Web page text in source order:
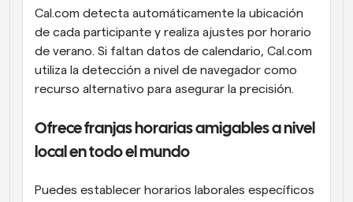
Cal.com detecta automáticamente la ubicación
de cada participante y realiza ajustes por horario
de verano. Si faltan datos de calendario, Cal.com
utiliza la detección a nivel de navegador como
recurso alternativo para asegurar la precisión.
Ofrece franjas horarias amigables a nivel
local en todo el mundo
Puedes establecer horarios laborales específicos